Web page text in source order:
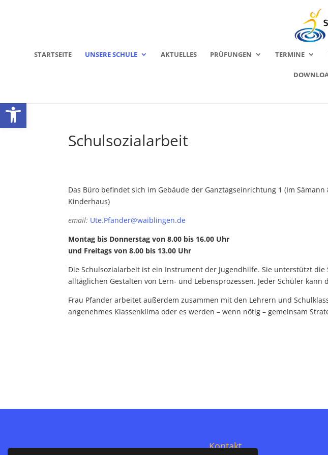
Werkzeugleiste öffnen
STARTSEITE UNSERE SCHULE AKTUELLES PRÜFUNGEN TERMINE
Schulsozialarbeit
Das Büro befindet sich im Gebäude der Ganztagseinrichtung 1 (Im
Kinderhaus)
email: Ute.Pfander@waiblingen.de
Montag bis Donnerstag von 8.00 bis 16.00 Uhr
und Freitags von 8.00 bis 13.00 Uhr
Die Schulsozialarbeit ist ein Instrument der Jugendhilfe. Sie unterstützt
alltäglichen Gestalten von Lern- und Lebensprozessen. Jeder Schüler
Frau Pfander arbeitet außerdem zusammen mit den Lehrern und
angenehmes Klassenklima oder es werden – wenn nötig – gemeinsam
Kontakt